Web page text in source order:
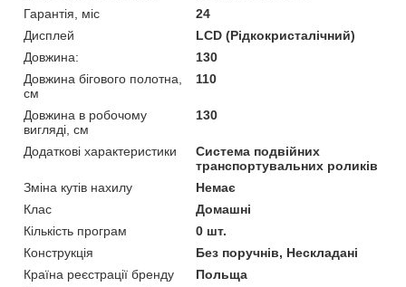
Гарантія, міс
24
Дисплей
LCD (Рідкокристалічний)
Довжина:
130
Довжина бігового полотна,
см
110
Довжина в робочому
вигляді, см
130
Додаткові характеристики
Система подвійних
транспортувальних роликів
Зміна кутів нахилу
Немає
Клас
Домашні
Кількість програм
0 шт.
Конструкція
Без поручнів, Нескладані
Країна реєстрації бренду
Польща